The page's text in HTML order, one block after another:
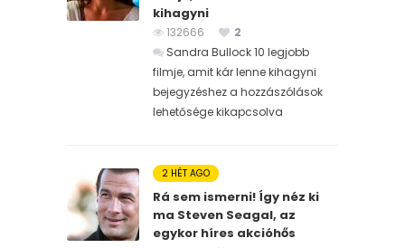
kihagyni
132666
2
Sandra Bullock 10 legjobb
filmje, amit kár lenne kihagyni
bejegyzéshez a hozzászólások
lehetősége kikapcsolva
2 HÉT AGO
Rá sem ismerni! Így néz ki
ma Steven Seagal, az
egykor híres akcióhős